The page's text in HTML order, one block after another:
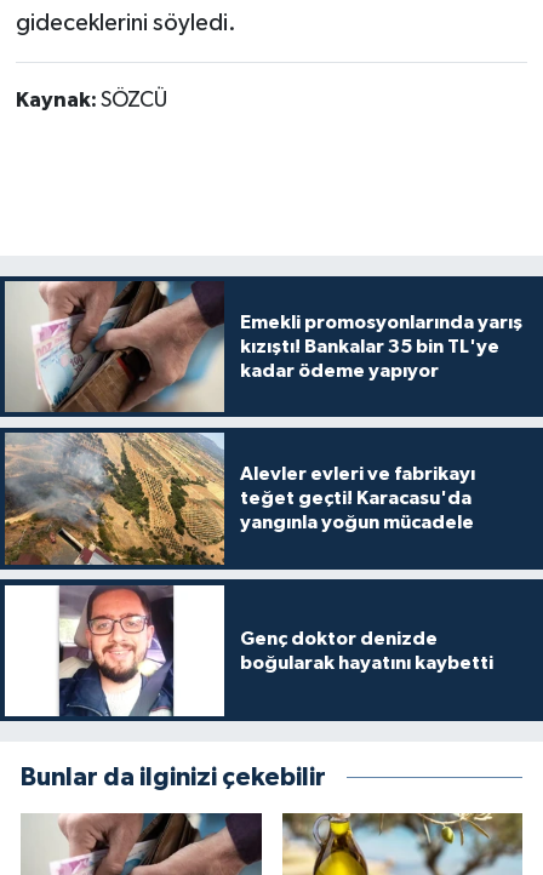
gideceklerini söyledi.
Kaynak: SÖZCÜ
Emekli promosyonlarında yarış
kızıştı! Bankalar 35 bin TL'ye
kadar ödeme yapıyor
Alevler evleri ve fabrikayı
teğet geçti! Karacasu'da
yangınla yoğun mücadele
Genç doktor denizde
boğularak hayatını kaybetti
Bunlar da ilginizi çekebilir